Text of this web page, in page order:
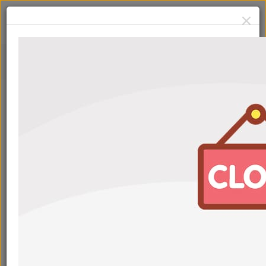
Хороший пункт замены масла. Муж ездит туда. Всегда